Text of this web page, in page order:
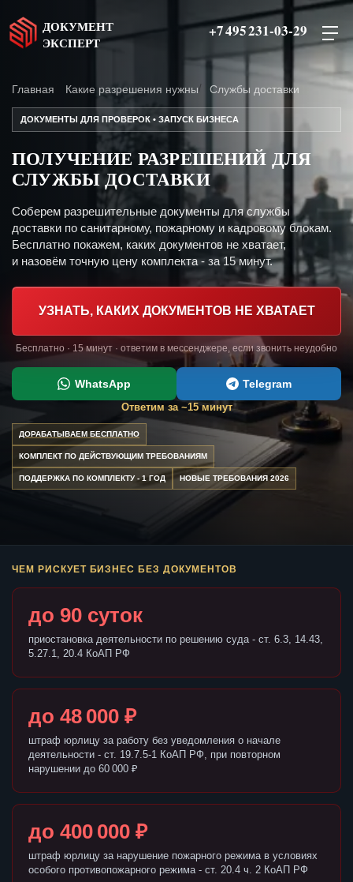
ДОКУМЕНТ
ЭКСПЕРТ
+7 495 231-03-29
Главная Какие разрешения нужны Службы доставки
ДОКУМЕНТЫ ДЛЯ ПРОВЕРОК • ЗАПУСК БИЗНЕСА
ПОЛУЧЕНИЕ РАЗРЕШЕНИЙ ДЛЯ
СЛУЖБЫ ДОСТАВКИ
Соберем разрешительные документы для службы
доставки по санитарному, пожарному и кадровому блокам.
Бесплатно покажем, каких документов не хватает,
и назовём точную цену комплекта - за 15 минут.
УЗНАТЬ, КАКИХ ДОКУМЕНТОВ НЕ ХВАТАЕТ
Бесплатно · 15 минут · ответим в мессенджере, если звонить неудобно
WhatsApp Telegram
Ответим за ~15 минут
ДОРАБАТЫВАЕМ БЕСПЛАТНО
КОМПЛЕКТ ПО ДЕЙСТВУЮЩИМ ТРЕБОВАНИЯМ
ПОДДЕРЖКА ПО КОМПЛЕКТУ - 1 ГОД НОВЫЕ ТРЕБОВАНИЯ 2026
ЧЕМ РИСКУЕТ БИЗНЕС БЕЗ ДОКУМЕНТОВ
до 90 суток
приостановка деятельности по решению суда - ст. 6.3, 14.43,
5.27.1, 20.4 КоАП РФ
до 48 000 ₽
штраф юрлицу за работу без уведомления о начале
деятельности - ст. 19.7.5-1 КоАП РФ, при повторном
нарушении до 60 000 ₽
до 400 000 ₽
штраф юрлицу за нарушение пожарного режима в условиях
особого противопожарного режима - ст. 20.4 ч. 2 КоАП РФ